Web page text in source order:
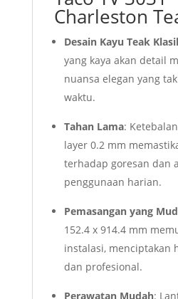
Charleston
Desain Kayu Teak
yang kaya akan detail
nuansa elegan yang
waktu.
Tahan Lama:
layer 0.2 mm
terhadap goresan dan
penggunaan harian.
Pemasangan yang
152.4 x 914.4 mm
instalasi, menciptakan
dan profesional.
Perawatan Mudah: